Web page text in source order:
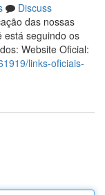
Discuss
das nossas
está seguindo os
Website Oficial:
links-oficiais-